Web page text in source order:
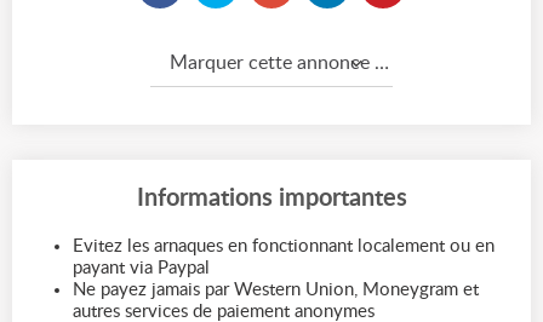
Marquer cette annonce comme...
Informations importantes
Evitez les arnaques en fonctionnant localement ou en
payant via Paypal
Ne payez jamais par Western Union, Moneygram et
autres services de paiement anonymes